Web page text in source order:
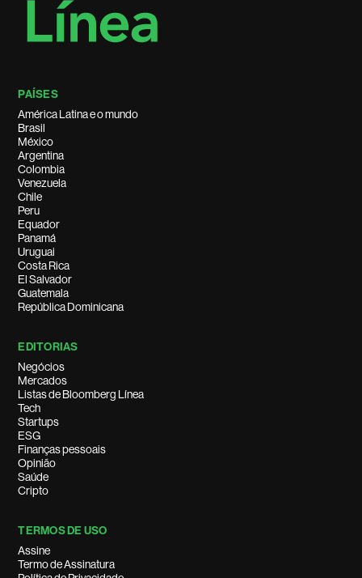
PAÍSES
América Latina e o mundo
Brasil
México
Argentina
Colombia
Venezuela
Chile
Peru
Equador
Panamá
Uruguai
Costa Rica
El Salvador
Guatemala
República Dominicana
EDITORIAS
Negócios
Mercados
Listas de Bloomberg Línea
Tech
Startups
ESG
Finanças pessoais
Opinião
Saúde
Cripto
TERMOS DE USO
Assine
Termo de Assinatura